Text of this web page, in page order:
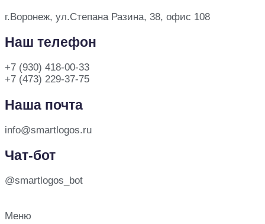
г.Воронеж, ул.Степана Разина, 38, офис 108
Наш телефон
+7 (930) 418-00-33
+7 (473) 229-37-75
Наша почта
info@smartlogos.ru
Чат-бот
@smartlogos_bot
Меню